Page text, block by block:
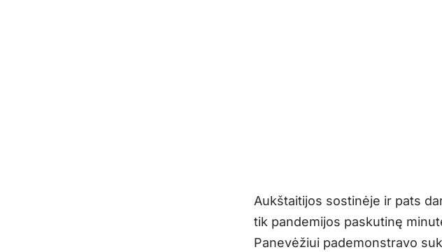
Aukštaitijos sostinėje ir pats
tik pandemijos paskutinę
Panevėžiui pademonstravo